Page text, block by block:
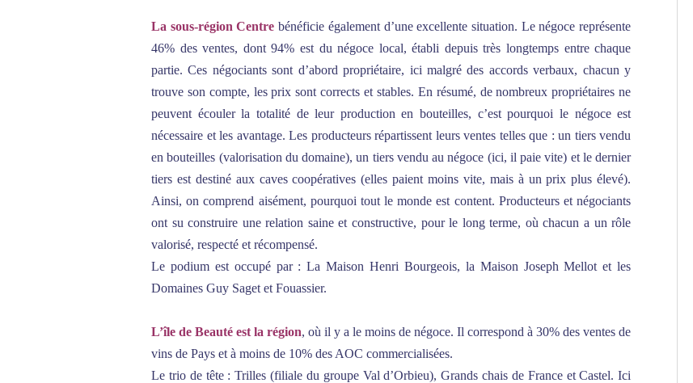
La sous-région Centre bénéficie également d’une excellente situation. Le négoce représente
46% des ventes, dont 94% est du négoce local, établi depuis très longtemps entre chaque
partie. Ces négociants sont d’abord propriétaire, ici malgré des accords verbaux, chacun y
trouve son compte, les prix sont corrects et stables. En résumé, de nombreux propriétaires ne
peuvent écouler la totalité de leur production en bouteilles, c’est pourquoi le négoce est
nécessaire et les avantage. Les producteurs répartissent leurs ventes telles que : un tiers vendu
en bouteilles (valorisation du domaine), un tiers vendu au négoce (ici, il paie vite) et le dernier
tiers est destiné aux caves coopératives (elles paient moins vite, mais à un prix plus élevé).
Ainsi, on comprend aisément, pourquoi tout le monde est content. Producteurs et négociants
ont su construire une relation saine et constructive, pour le long terme, où chacun a un rôle
valorisé, respecté et récompensé.
Le podium est occupé par : La Maison Henri Bourgeois, la Maison Joseph Mellot et les
Domaines Guy Saget et Fouassier.
L’île de Beauté est la région, où il y a le moins de négoce. Il correspond à 30% des ventes de
vins de Pays et à moins de 10% des AOC commercialisées.
Le trio de tête : Trilles (filiale du groupe Val d’Orbieu), Grands chais de France et Castel. Ici